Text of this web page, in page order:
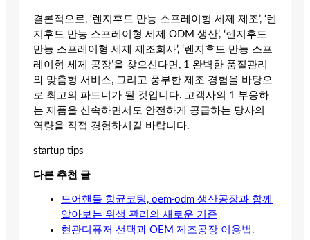
결론적으로, ‘렌지후드 만능 스프레이형 세제 제조’, ‘렌
지후드 만능 스프레이형 세제 ODM 생산’, ‘렌지후드
만능 스프레이형 세제 제조회사’, ‘렌지후드 만능 스프
레이형 세제 공장’을 찾으신다면, 1 완벽한 품질관리
와 맞춤형 서비스, 그리고 풍부한 제조 경험을 바탕으
로 최고의 파트너가 될 것입니다. 고객사의 1 부응하
는 제품을 신속하면서도 안전하게 공급하는 당사의
역량을 직접 경험하시길 바랍니다.
startup tips
다른 추천 글
도어핸들 항균코팅, oem·odm 생산공장과 함께
알아보는 위생 관리의 새로운 기준
현관디퓨저 선택과 OEM 제조공장 이용법.